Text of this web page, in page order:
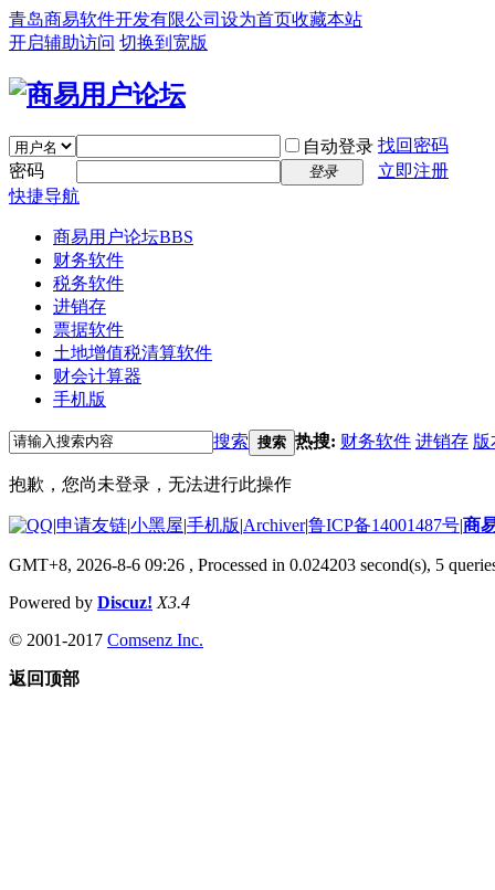
青岛商易软件开发有限公司 设为首页收藏本站
开启辅助访问 切换到宽版
自动登录 找回密码
密码
登录
立即注册
快捷导航
商易用户论坛BBS
财务软件
税务软件
进销存
票据软件
土地增值税清算软件
财会计算器
手机版
搜索 搜索 热搜: 财务软件 进销存 版
抱歉，您尚未登录，无法进行此操作
|申请友链|小黑屋|手机版|Archiver|鲁ICP备14001487号|商
GMT+8, 2026-8-6 09:26 , Processed in 0.024203 second(s), 5
Powered by Discuz! X3.4
© 2001-2017 Comsenz Inc.
返回顶部